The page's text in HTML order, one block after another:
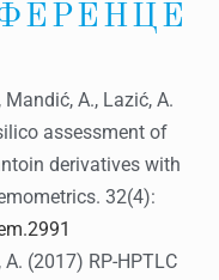
A., Lazić, A.
assessment of
derivatives with
32(4):
(2017) RP-HPTLC